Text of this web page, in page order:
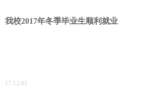
我校2017年冬季毕业生顺利就业
17-12-01